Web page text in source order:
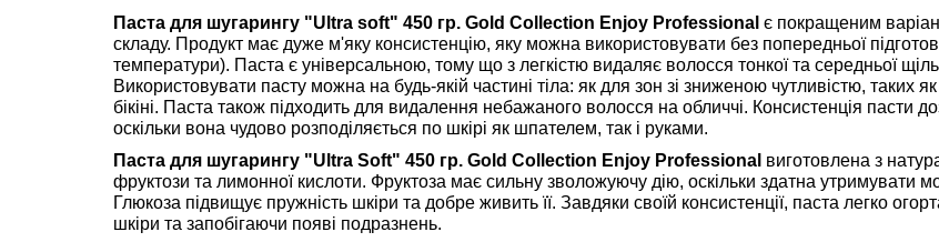
Паста для шугарингу "Ultra soft" 450 гр. Gold Collection Enjoy Professional є покращеним
складу. Продукт має дуже м'яку консистенцію, яку можна використовувати без попередньої
температури). Паста є універсальною, тому що з легкістю видаляє волосся тонкої та середньої
Використовувати пасту можна на будь-якій частині тіла: як для зон зі зниженою чутливістю, таких
бікіні. Паста також підходить для видалення небажаного волосся на обличчі. Консистенція пасти
оскільки вона чудово розподіляється по шкірі як шпателем, так і руками.
Паста для шугарингу "Ultra Soft" 450 гр. Gold Collection Enjoy Professional виготовлена з
фруктози та лимонної кислоти. Фруктоза має сильну зволожуючу дію, оскільки здатна утримувати
Глюкоза підвищує пружність шкіри та добре живить її. Завдяки своїй консистенції, паста легко
шкіри та запобігаючи появі подразнень.